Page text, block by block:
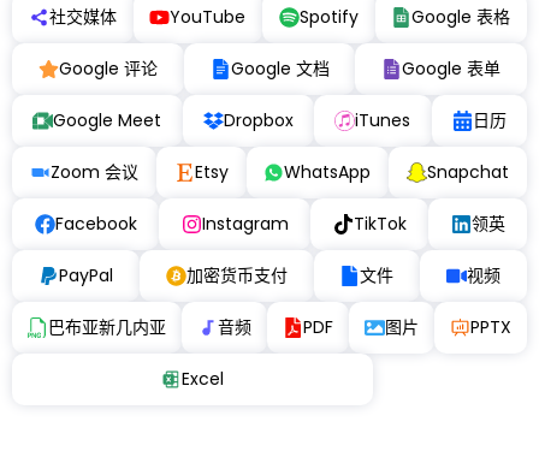
社交媒体 YouTube Spotify Google 表格
Google 评论 Google 文档 Google 表单
Google Meet Dropbox iTunes 日历
Zoom 会议 Etsy WhatsApp Snapchat
Facebook Instagram TikTok 领英
PayPal 加密货币支付 文件 视频
巴布亚新几内亚 音频 PDF 图片 PPTX
Excel